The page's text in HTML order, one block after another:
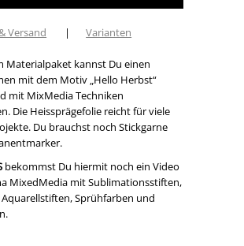
Versand | Varianten
Materialpaket kannst Du einen
mit dem Motiv „Hello Herbst“
mit MixMedia Techniken
Die Heissprägefolie reicht für viele
Du brauchst noch Stickgarne
bekommst Du hiermit noch ein Video
MixedMedia mit Sublimationsstiften,
Sprühfarben und